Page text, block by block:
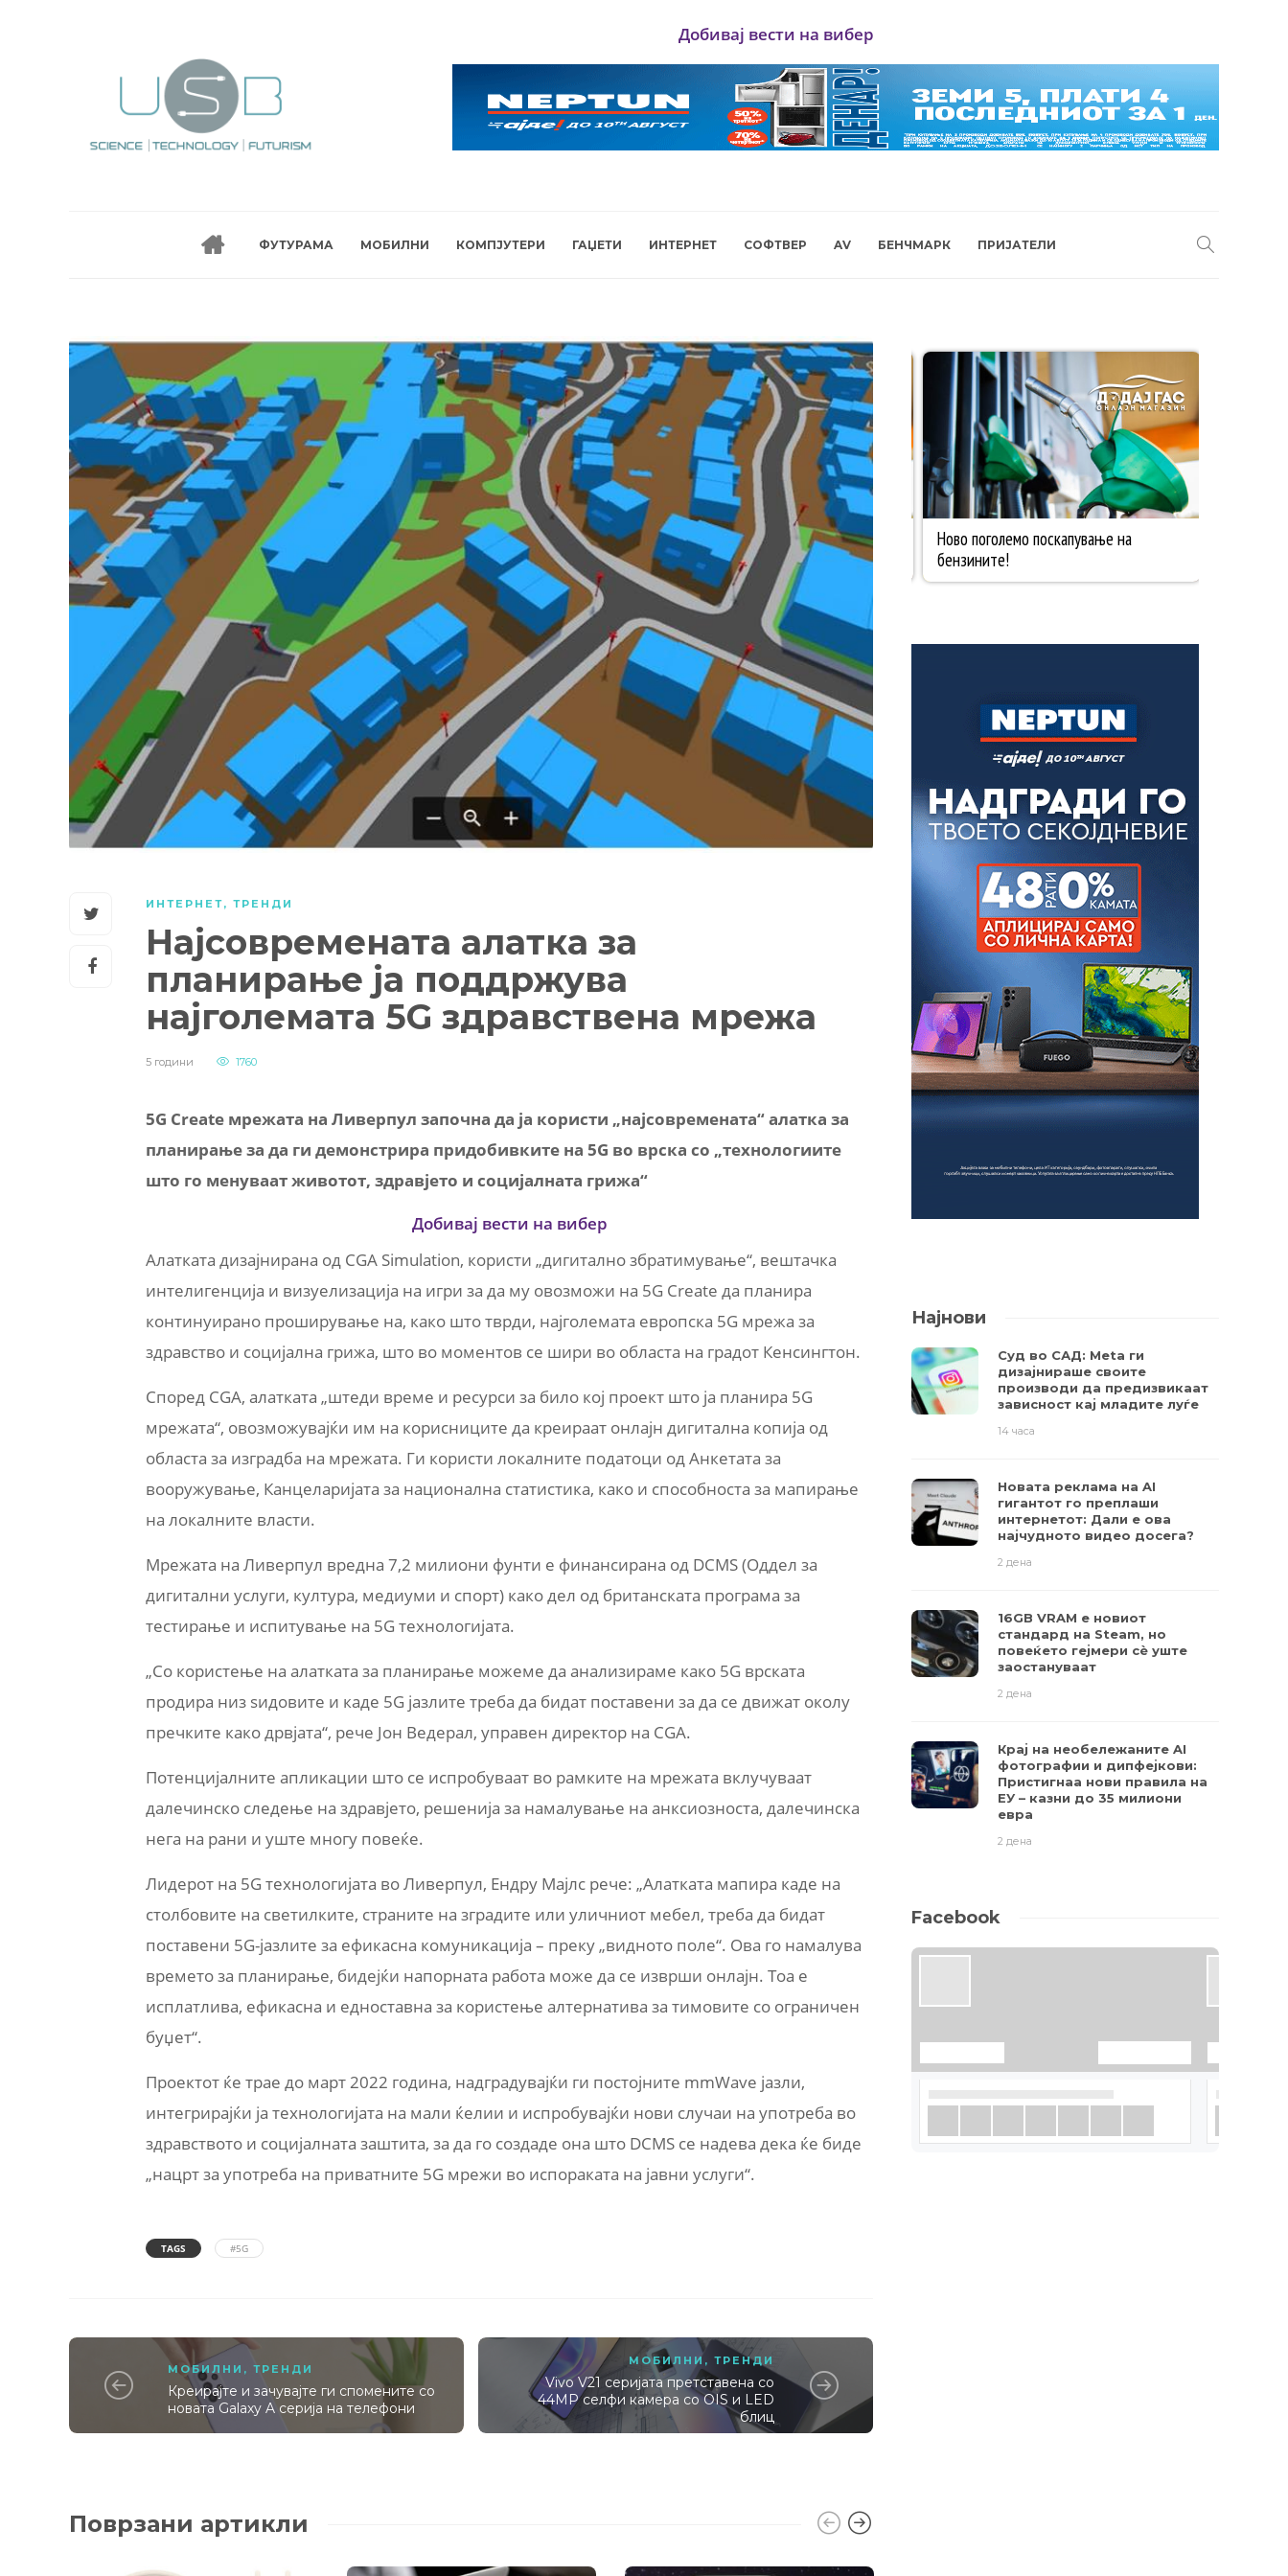
Добивај вести на вибер
ФУТУРАМА МОБИЛНИ КОМПЈУТЕРИ ГАЏЕТИ ИНТЕРНЕТ СОФТВЕР AV БЕНЧМАРК ПРИЈАТЕЛИ
ИНТЕРНЕТ, ТРЕНДИ
Најсовремената алатка за
планирање ја поддржува
најголемата 5G здравствена мрежа
5 години 1760
5G Create мрежата на Ливерпул започна да ја користи „најсовремената“ алатка за
планирање за да ги демонстрира придобивките на 5G во врска со „технологиите
што го менуваат животот, здравјето и социјалната грижа“
Добивај вести на вибер
Алатката дизајнирана од CGA Simulation, користи „дигитално збратимување“, вештачка
интелигенција и визуелизација на игри за да му овозможи на 5G Create да планира
континуирано проширување на, како што тврди, најголемата европска 5G мрежа за
здравство и социјална грижа, што во моментов се шири во областа на градот Кенсингтон.
Според CGA, алатката „штеди време и ресурси за било кој проект што ja планира 5G
мрежата“, овозможувајќи им на корисниците да креираат онлајн дигитална копија од
областа за изградба на мрежата. Ги користи локалните податоци од Анкетата за
вооружување, Канцеларијата за национална статистика, како и способноста за мапирање
на локалните власти.
Мрежата на Ливерпул вредна 7,2 милиони фунти е финансирана од DCMS (Оддел за
дигитални услуги, културa, медиуми и спорт) како дел од британската програма за
тестирање и испитување на 5G технологијата.
„Со користење на алатката за планирање можеме да анализираме како 5G врската
продира низ sидовите и каде 5G јазлите треба да бидат поставени за да се движат околу
пречките како дрвјата“, рече Јон Ведерал, управен директор на CGA.
Потенцијалните апликации што се испробуваат во рамките на мрежата вклучуваат
далечинско следење на здравјето, решенија за намалување на анксиозноста, далечинска
нега на рани и уште многу повеќе.
Лидерот на 5G технологијата во Ливерпул, Ендру Мајлс рече: „Алатката мапира каде на
столбовите на светилките, страните на зградите или уличниот мебел, треба да бидат
поставени 5G-јазлите за ефикасна комуникација – преку „видното поле“. Ова го намалува
времето за планирање, бидејќи напорната работа може да се изврши онлајн. Тоа е
исплатлива, ефикасна и едноставна за користење алтернатива за тимовите со ограничен
буџет“.
Проектот ќе трае до март2022 година, надградувајќи ги постојните mmWave јазли,
интегрирајќи ја технологијата на мали ќелии и испробувајќи нови случаи на употреба во
здравството и социјалната заштита, за да го создаде она што DCMS се надева дека ќе биде
„нацрт за употреба на приватните 5G мрежи во испораката на јавни услуги“.
TAGS #5G
МОБИЛНИ ,ТРЕНДИ
Креирајте и зачувајте ги спомените со
новата Galaxy A серија на телефони
МОБИЛНИ ,ТРЕНДИ
Vivo V21 серијата претставена со
44MP селфи камера со OIS и LED
блиц
Поврзани артикли
Најнови
Суд во САД: Meta ги
дизајнираше своите
производи да предизвикаат
зависност кај младите луѓе
14 часа
Новата реклама на AI
гигантот го преплаши
интернетот: Дали е ова
најчудното видео досега?
2 дена
16GB VRAM е новиот
стандард на Steam, но
повеќето гејмери ​​сè уште
заостануваат
2 дена
Крај на необележаните AI
фотографии и дипфејкови:
Пристигнаа нови правила на
ЕУ – казни до 35 милиони
евра
2 дена
Facebook